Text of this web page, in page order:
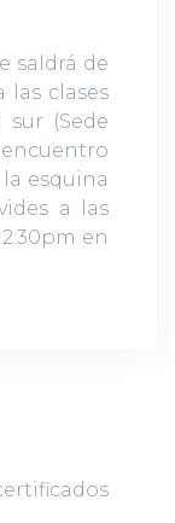
saldrá de
las clases
(Sede
esquina
a las
en